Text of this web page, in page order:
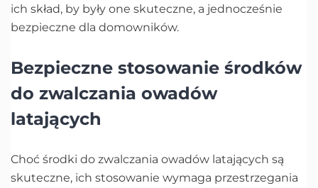
ich skład, by były one skuteczne, a jednocześnie
bezpieczne dla domowników.
Bezpieczne stosowanie środków
do zwalczania owadów
latających
Choć środki do zwalczania owadów latających są
skuteczne, ich stosowanie wymaga przestrzegania